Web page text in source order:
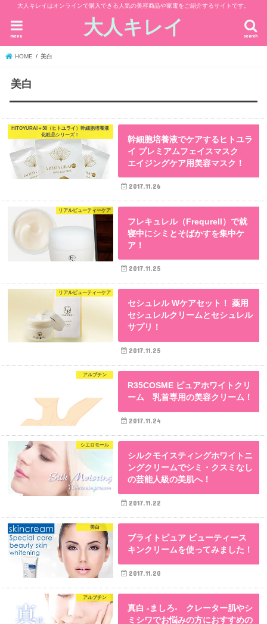
大人キレイはオンラインで購入できる人気の美容商品や家電をご紹介するサイトです。
大人キレイ search
menu
HOME 美白
美白
HITOYURAI＋30（ヒトユライ）幹細胞培養液
化粧品シリーズ！
幹細胞培養液でケアするヒトユラ
イ プレミアムフェイスマスク
エイジングケア用美容マスク！
2017.11.26
リアルビューティーケア
フレキュレル（Frequrell）で就
寝中にシミとそばかすを集中ケ
ア！
2017.11.25
リアルビューティーケア
セシュレル Wケアセット！ 薬用
セシュレルクリームとセシュレル
サプリ！
2017.11.25
アルブチン
R35COSME ピュアホワイトクリ
ーム 乳首専用の美容クリーム！
2017.11.24
シエロモール
シルクモイスティングホワイトニ
ングクリームでシミ・クスミなし
の芸能人級の美肌へ！
2017.11.22
美白
ブライトピュア ビューティース
キンクリームを使ってみました！
2017.11.20
アルブチン
真白 -ましろ- クレーター肌やシ
ミシワでお悩みの方におすすめの